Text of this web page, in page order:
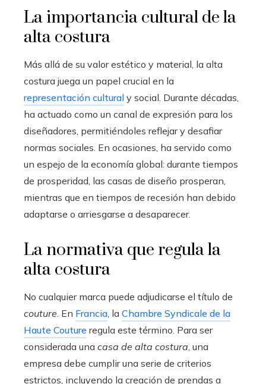
La importancia cultural de la
alta costura
Más allá de su valor estético y material, la alta
costura juega un papel crucial en la
representación cultural y social. Durante décadas,
ha actuado como un canal de expresión para los
diseñadores, permitiéndoles reflejar y desafiar
normas sociales. En ocasiones, ha servido como
un espejo de la economía global: durante tiempos
de prosperidad, las casas de diseño prosperan,
mientras que en tiempos de recesión han debido
adaptarse o arriesgarse a desaparecer.
La normativa que regula la
alta costura
No cualquier marca puede adjudicarse el título de
couture . En Francia , la Chambre Syndicale de la
Haute Couture regula este término. Para ser
considerada una casa de alta costura , una
empresa debe cumplir una serie de criterios
estrictos, incluyendo la creación de prendas a